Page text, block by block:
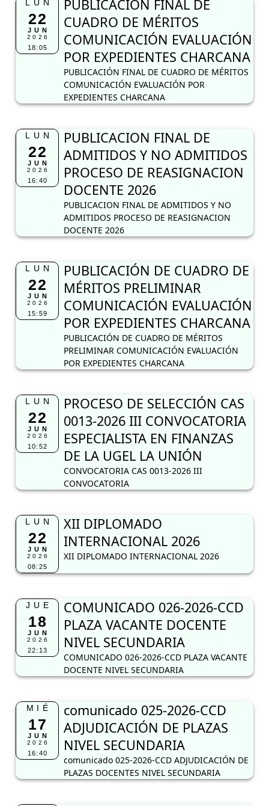
LUN
22
JUN
2026
18:05
PUBLICACIÓN FINAL DE
CUADRO DE MÉRITOS
COMUNICACIÓN EVALUACIÓN
POR EXPEDIENTES CHARCANA
PUBLICACIÓN FINAL DE CUADRO DE MÉRITOS
COMUNICACIÓN EVALUACIÓN POR
EXPEDIENTES CHARCANA
LUN
22
JUN
2026
16:40
PUBLICACION FINAL DE
ADMITIDOS Y NO ADMITIDOS
PROCESO DE REASIGNACION
DOCENTE 2026
PUBLICACION FINAL DE ADMITIDOS Y NO
ADMITIDOS PROCESO DE REASIGNACION
DOCENTE 2026
LUN
22
JUN
2026
15:59
PUBLICACIÓN DE CUADRO DE
MÉRITOS PRELIMINAR
COMUNICACIÓN EVALUACIÓN
POR EXPEDIENTES CHARCANA
PUBLICACIÓN DE CUADRO DE MÉRITOS
PRELIMINAR COMUNICACIÓN EVALUACIÓN
POR EXPEDIENTES CHARCANA
LUN
22
JUN
2026
10:52
PROCESO DE SELECCIÓN CAS
0013-2026 III CONVOCATORIA
ESPECIALISTA EN FINANZAS
DE LA UGEL LA UNIÓN
CONVOCATORIA CAS 0013-2026 III
CONVOCATORIA
LUN
22
JUN
2026
08:25
XII DIPLOMADO
INTERNACIONAL 2026
XII DIPLOMADO INTERNACIONAL 2026
JUE
18
JUN
2026
22:13
COMUNICADO 026-2026-CCD
PLAZA VACANTE DOCENTE
NIVEL SECUNDARIA
COMUNICADO 026-2026-CCD PLAZA VACANTE
DOCENTE NIVEL SECUNDARIA
MIÉ
17
JUN
2026
16:40
comunicado 025-2026-CCD
ADJUDICACIÓN DE PLAZAS
NIVEL SECUNDARIA
comunicado 025-2026-CCD ADJUDICACIÓN DE
PLAZAS DOCENTES NIVEL SECUNDARIA